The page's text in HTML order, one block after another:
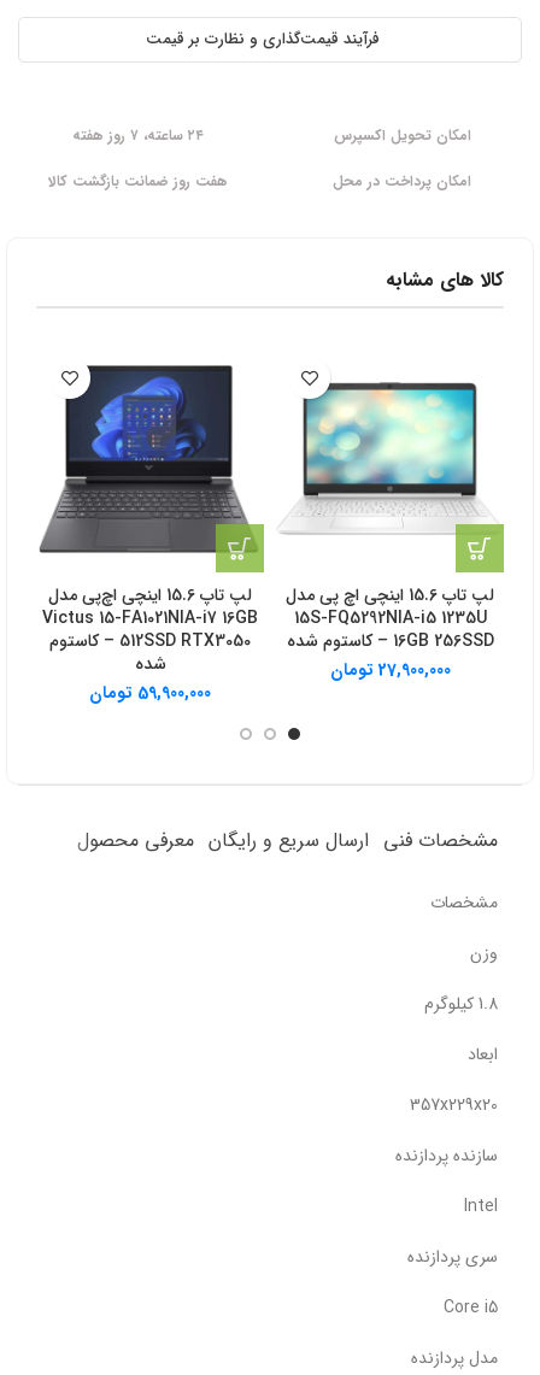
فرآیند قیمت‌گذاری و نظارت بر قیمت
امکان تحویل اکسپرس
۲۴ ساعته، ۷ روز هفته
امکان پرداخت در محل
هفت روز ضمانت بازگشت کالا
کالا های مشابه
لپ تاپ 15.6 اینچی اچ‌ پی مدل
15S-FQ5292NIA-i5 1235U
16GB 256SSD – کاستوم شده
27,900,000 تومان
لپ تاپ 15.6 اینچی اچ‌پی مدل
Victus 15-FA1021NIA-i7 16GB
512SSD RTX3050 – کاستوم
شده
59,900,000 تومان
مشخصات فنی ارسال سریع و رایگان معرفی محصول
مشخصات
وزن
1.8 کیلوگرم
ابعاد
357x229x20
سازنده پردازنده
Intel
سری پردازنده
Core i5
مدل پردازنده